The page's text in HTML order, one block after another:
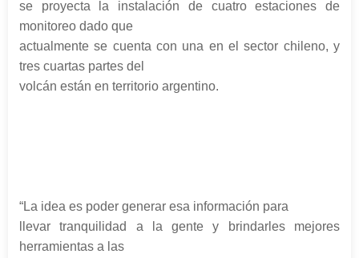
se proyecta la instalación de cuatro estaciones de
monitoreo dado que
actualmente se cuenta con una en el sector chileno, y
tres cuartas partes del
volcán están en territorio argentino.
“La idea es poder generar esa información para
llevar tranquilidad a la gente y brindarles mejores
herramientas a las